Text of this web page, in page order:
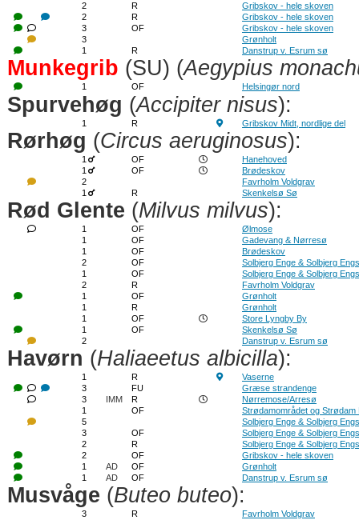
2
R
Gribskov - hele skoven
2
R
Gribskov - hele skoven
3
OF
Gribskov - hele skoven
3
Grønholt
1
R Danstrup v. Esrum sø
Munkegrib (SU) (Aegypius
1 OF Helsingør nord
Spurvehøg (Accipiter nisus):
1 R Gribskov Midt, nordlige del
Rørhøg (Circus aeruginosus):
1 OF
Hanehoved
1
OF
Brødeskov
2
Favrholm Voldgrav
1
R Skenkelsø Sø
Rød Glente (Milvus milvus):
1 OF
Ølmose
1
OF
Gadevang & Nørresø
1
OF
Brødeskov
2
OF
Solbjerg Enge & Solbjerg
1
OF
Solbjerg Enge & Solbjerg
2
R
Favrholm Voldgrav
1
OF
Grønholt
1
R
Grønholt
1
OF
Store Lyngby By
1
OF
Skenkelsø Sø
2
Danstrup v. Esrum sø
Havørn (Haliaeetus albicilla):
1 R
Vaserne
3
FU
Græse strandenge
3
IMM R
Nørremose/Arresø
1
OF
Strødamområdet og Strødam
5
Solbjerg Enge & Solbjerg
3
OF
Solbjerg Enge & Solbjerg
2
R
Solbjerg Enge & Solbjerg
2
OF
Gribskov - hele skoven
1
AD OF
Grønholt
1
AD OF Danstrup v. Esrum sø
Musvåge (Buteo buteo):
3 R
Favrholm Voldgrav